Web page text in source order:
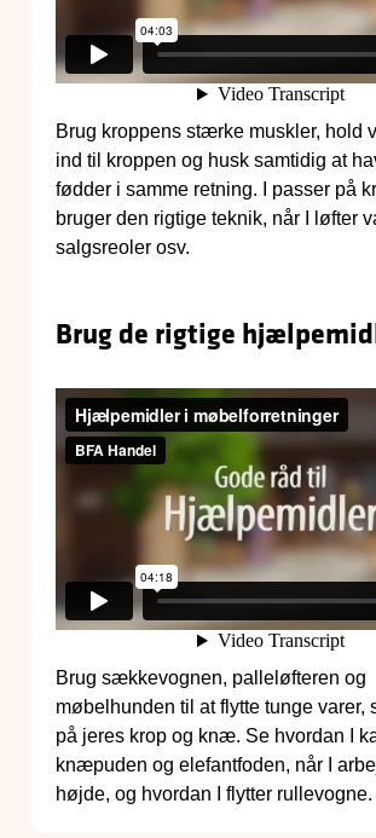
Brug kroppens stærke muskler, hold
ind til kroppen og husk samtidig at
fødder i samme retning. I passer på
bruger den rigtige teknik, når I løfter
salgsreoler osv.
Brug de rigtige
Brug sækkevognen, palleløfteren og
møbelhunden til at flytte tunge varer,
på jeres krop og knæ. Se hvordan I
knæpuden og elefantfoden, når I
højde, og hvordan I flytter rullevogne.